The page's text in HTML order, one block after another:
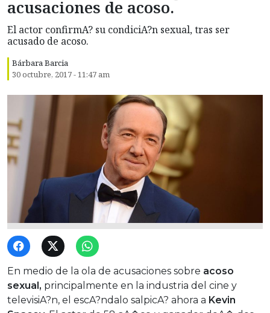
acusaciones de acoso.
El actor confirmA? su condiciA?n sexual, tras ser
acusado de acoso.
Bárbara Barcia
30 octubre, 2017 - 11:47 am
En medio de la ola de acusaciones sobre acoso
sexual, principalmente en la industria del cine y
televisiA?n, el escA?ndalo salpicA? ahora a Kevin